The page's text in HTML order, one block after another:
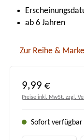
ab 6 Jahren
Zur Reihe & Marke
Regulärer Preis:
9,99 €
Preise inkl. MwSt. zzgl.
Sofort verfügbar